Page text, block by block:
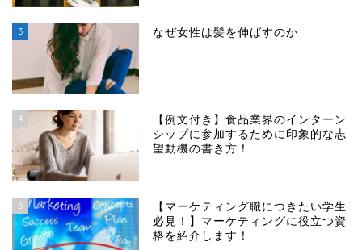
3 なぜ女性は髪を伸ばすのか
4
【例文付き】食品業界のインターン
シップに参加するために印象的な志
望動機の書き方！
5
【マーケティング職につきたい学生
必見！】マーケティングに役立つ資
格を紹介します！